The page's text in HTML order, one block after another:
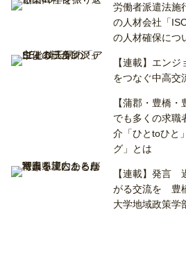
労働者派遣法
の人材会社「
の人材確保につ
【連載】エン
をつなぐ中高
【蒲郡・豊橋
でも多くの求
介「ひとtoひと
グ」とは
【連載】発言
がる交流を 豊
大学地域政策